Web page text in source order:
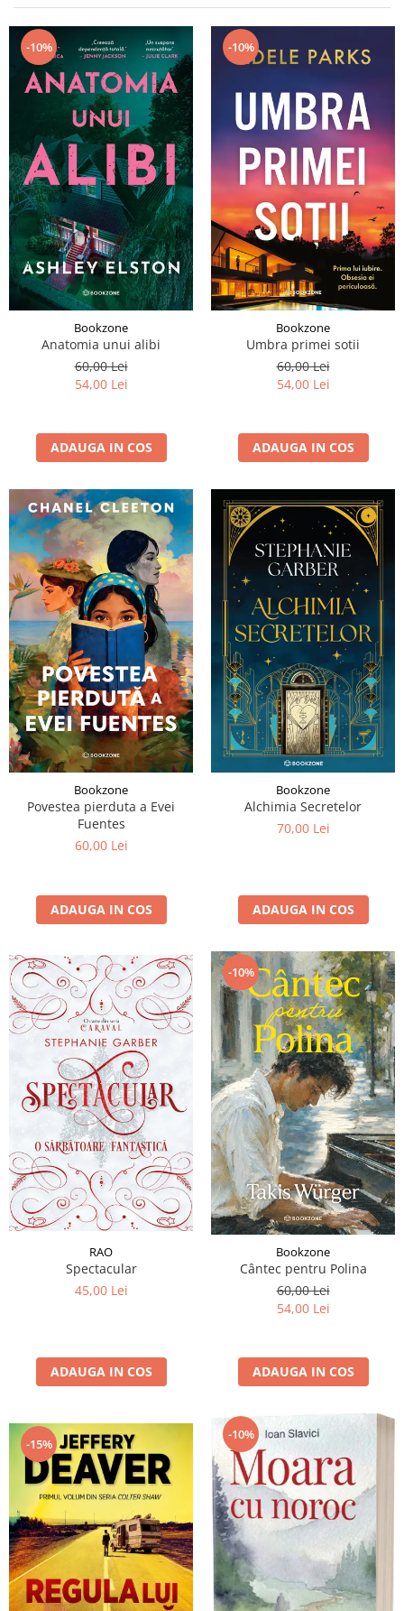
Manuale și Dicționare
Medicină și Sănătate
Practic. Casă și Grădina
Psihologie
Religie
Spiritualitate
Știință și Tehnologie
Științe Politice
Științe Sociale si Umaniste
-10%
Bookzone
Anatomia unui alibi
60,00 Lei
54,00 Lei
ADAUGA IN COS
-10%
Bookzone
Umbra primei sotii
60,00 Lei
54,00 Lei
ADAUGA IN COS
Bookzone
Povestea pierduta a Evei
Fuentes
60,00 Lei
ADAUGA IN COS
Bookzone
Alchimia Secretelor
70,00 Lei
ADAUGA IN COS
RAO
Spectacular
45,00 Lei
ADAUGA IN COS
-10%
Bookzone
Cântec pentru Polina
60,00 Lei
54,00 Lei
ADAUGA IN COS
-15%
-10%